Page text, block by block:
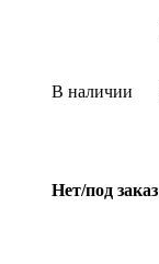
В наличии
Нет/под заказ